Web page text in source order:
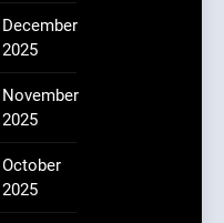
December
2025
November
2025
October
2025